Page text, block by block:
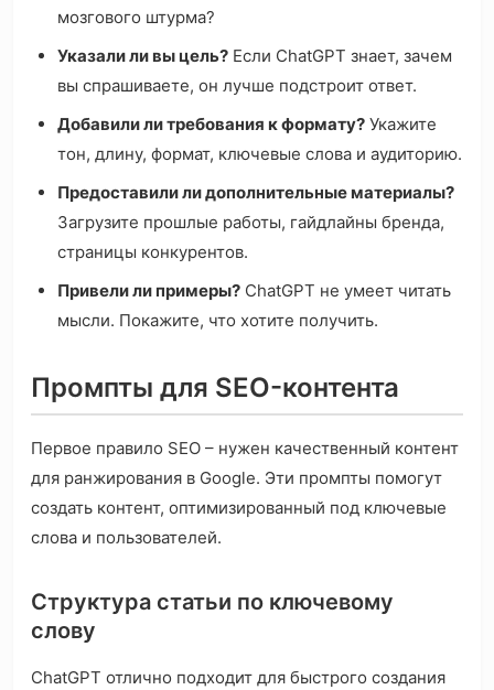
мозгового штурма?
Указали ли вы цель? Если ChatGPT знает, зачем
вы спрашиваете, он лучше подстроит ответ.
Добавили ли требования к формату? Укажите
тон, длину, формат, ключевые слова и аудиторию.
Предоставили ли дополнительные материалы?
Загрузите прошлые работы, гайдлайны бренда,
страницы конкурентов.
Привели ли примеры? ChatGPT не умеет читать
мысли. Покажите, что хотите получить.
Промпты для SEO-контента
Первое правило SEO – нужен качественный контент
для ранжирования в Google. Эти промпты помогут
создать контент, оптимизированный под ключевые
слова и пользователей.
Структура статьи по ключевому
слову
ChatGPT отлично подходит для быстрого создания